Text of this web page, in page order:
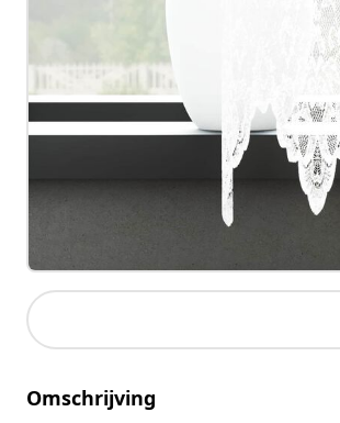
Omschrijving